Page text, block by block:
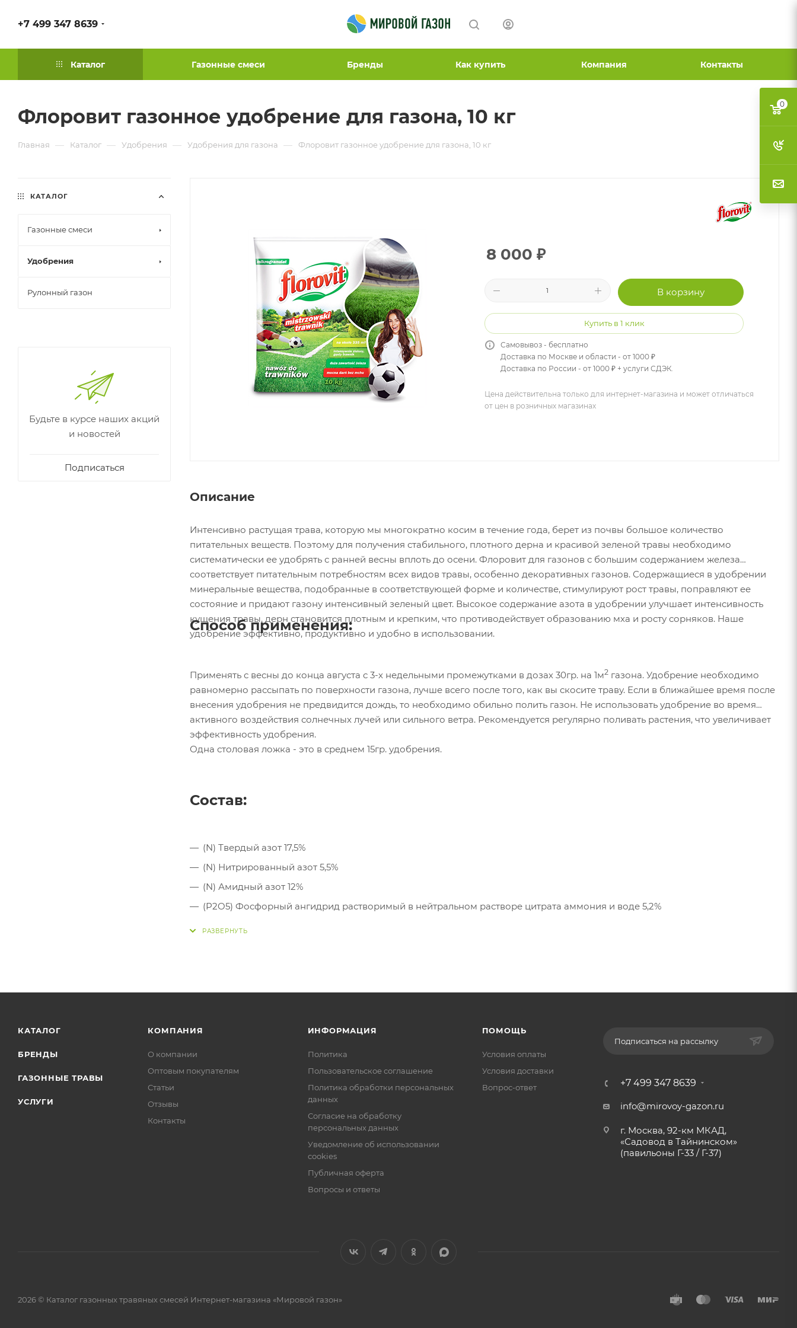
+7 499 347 8639
Каталог Газонные смеси Бренды Как купить Компания Контакты
Флоровит газонное удобрение для газона, 10 кг
Главная — Каталог — Удобрения — Удобрения для газона — Флоровит газонное удобрение для газона, 10 кг
8 000 ₽
В корзину
Купить в 1 клик
Самовывоз - бесплатно
Доставка по Москве и области - от 1000 ₽
Доставка по России - от 1000 ₽ + услуги СДЭК.
Цена действительна только для интернет-магазина и может отличаться
от цен в розничных магазинах
Описание
Интенсивно растущая трава, которую мы многократно косим в течение года, берет из почвы большое количество
питательных веществ. Поэтому для получения стабильного, плотного дерна и красивой зеленой травы необходимо
систематически ее удобрять с ранней весны вплоть до осени. Флоровит для газонов с большим содержанием железа
соответствует питательным потребностям всех видов травы, особенно декоративных газонов. Содержащиеся в удобрении
минеральные вещества, подобранные в соответствующей форме и количестве, стимулируют рост травы, поправляют ее
состояние и придают газону интенсивный зеленый цвет. Высокое содержание азота в удобрении улучшает интенсивность
кущения травы, дерн становится плотным и крепким, что противодействует образованию мха и росту сорняков. Наше
удобрение эффективно, продуктивно и удобно в использовании.
Способ применения:
Применять с весны до конца августа с 3-х недельными промежутками в дозах 30гр. на 1м2 газона. Удобрение необходимо
равномерно рассыпать по поверхности газона, лучше всего после того, как вы скосите траву. Если в ближайшее время после
внесения удобрения не предвидится дождь, то необходимо обильно полить газон. Не использовать удобрение во время
активного воздействия солнечных лучей или сильного ветра. Рекомендуется регулярно поливать растения, что увеличивает
эффективность удобрения.
Одна столовая ложка - это в среднем 15гр. удобрения.
Состав:
(N) Твердый азот 17,5%
(N) Нитрированный азот 5,5%
(N) Амидный азот 12%
(P2O5) Фосфорный ангидрид растворимый в нейтральном растворе цитрата аммония и воде 5,2%
КАТАЛОГ
Газонные смеси
Удобрения
Рулонный газон
Будьте в курсе наших акций
и новостей
Подписаться
КАТАЛОГ
БРЕНДЫ
ГАЗОННЫЕ ТРАВЫ
УСЛУГИ
КОМПАНИЯ
О компании
Оптовым покупателям
Статьи
Отзывы
Контакты
ИНФОРМАЦИЯ
Политика
Пользовательское соглашение
Политика обработки персональных
данных
Согласие на обработку
персональных данных
Уведомление об использовании
cookies
Публичная оферта
Вопросы и ответы
ПОМОЩЬ
Условия оплаты
Условия доставки
Вопрос-ответ
Подписаться на рассылку
+7 499 347 8639
info@mirovoy-gazon.ru
г. Москва, 92-км МКАД,
«Садовод в Тайнинском»
(павильоны Г-33 / Г-37)
2026 © Каталог газонных травяных смесей Интернет-магазина «Мировой газон»
0